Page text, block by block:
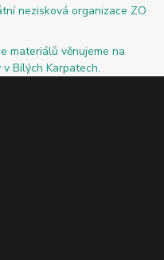
nezisková organizace ZO
materiálů věnujeme na
Bílých Karpatech.